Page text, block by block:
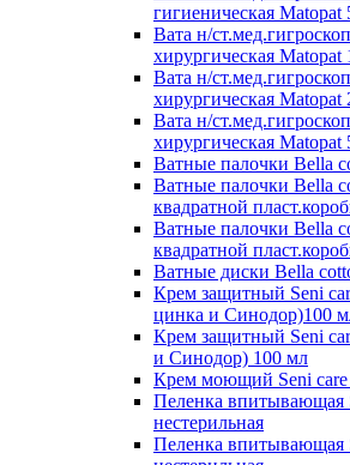
гигиеническая Matopat
Вата н/
хирургическая Matopat
Вата н/
хирургическая Matopat
Вата н/
хирургическая Matopat
Ватные палочки Bella
Ватные палочки Bella
квадратной
Ватные палочки Bella
квадратной
Ватные диски Bella
Крем защитный Seni
цинка и Синодор)100
Крем защитный Seni
и Синодор) 100 мл
Крем моющий Seni care
Пеленка впитывающая
нестерильная
Пеленка впитывающая